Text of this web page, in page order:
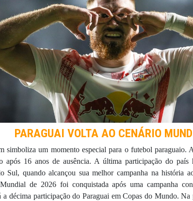
PARAGUAI VOLTA AO CENÁRIO
simboliza um momento especial para o futebol paraguaio.
após 16 anos de ausência. A última participação do país
Sul, quando alcançou sua melhor campanha na história
de 2026 foi conquistada após uma campanha
a décima participação do Paraguai em Copas do Mundo.